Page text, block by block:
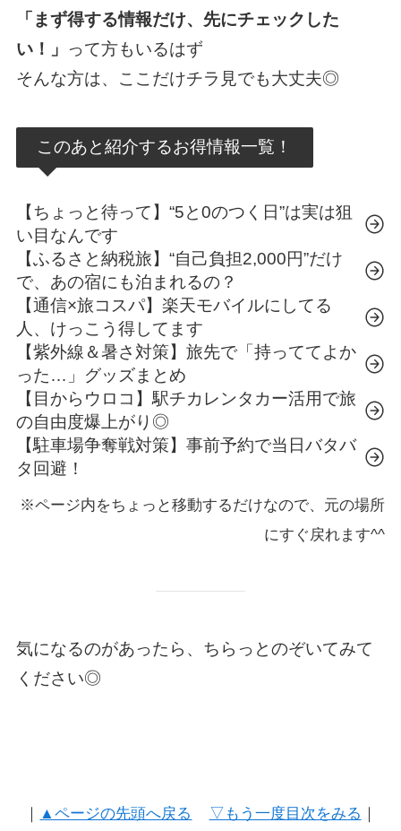
「まず得する情報だけ、先にチェックした
い！」
って方もいるはず
そんな方は、ここだけチラ見でも大丈夫◎
このあと紹介するお得情報一覧！
【ちょっと待って】“5と0のつく日”は実は狙
い目なんです
【ふるさと納税旅】“自己負担2,000円”だけ
で、あの宿にも泊まれるの？
【通信×旅コスパ】楽天モバイルにしてる
人、けっこう得してます
【紫外線＆暑さ対策】旅先で「持っててよか
った…」グッズまとめ
【目からウロコ】駅チカレンタカー活用で旅
の自由度爆上がり◎
【駐車場争奪戦対策】事前予約で当日バタバ
タ回避！
※ページ内をちょっと移動するだけなので、元の場所
にすぐ戻れます^^
気になるのがあったら、ちらっとのぞいてみて
ください◎
▲ページの先頭へ戻る ▽もう一度目次をみる